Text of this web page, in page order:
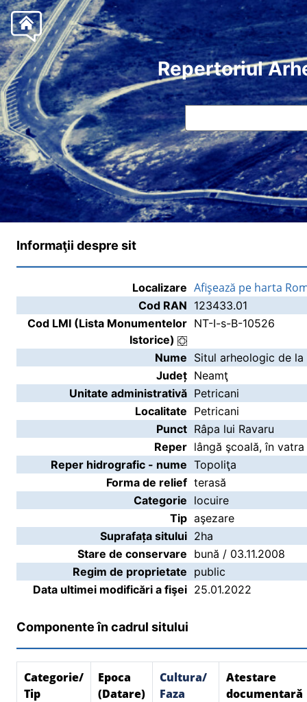
Repertoriul
Informaţii despre sit
Localizare Afişează pe harta
Cod RAN 123433.01
Cod LMI (Lista Monumentelor
Istorice)
NT-I-s-B-10526
Nume Situl arheologic de
Județ Neamţ
Unitate administrativă Petricani
Localitate Petricani
Punct Râpa lui Ravaru
Reper lângă şcoală, în
Reper hidrografic - nume Topoliţa
Forma de relief terasă
Categorie locuire
Tip aşezare
Suprafața sitului 2ha
Stare de conservare bună / 03.11.2008
Regim de proprietate public
Data ultimei modificări a fişei 25.01.2022
Componente în cadrul sitului
Categorie/
Tip
Epoca
(Datare)
Cultura/
Faza
Atestare
documentară